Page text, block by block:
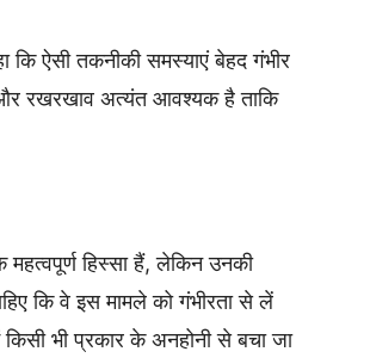
कि ऐसी तकनीकी समस्याएं बेहद गंभीर
और रखरखाव अत्यंत आवश्यक है ताकि
महत्वपूर्ण हिस्सा हैं, लेकिन उनकी
कि वे इस मामले को गंभीरता से लें
भी प्रकार के अनहोनी से बचा जा